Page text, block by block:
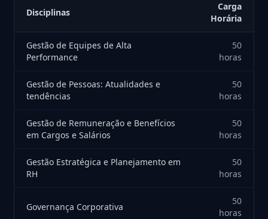
Disciplinas
Carga
Horária
Gestão de Equipes de Alta
Performance
50
horas
Gestão de Pessoas: Atualidades e
tendências
50
horas
Gestão de Remuneração e Benefícios
em Cargos e Salários
50
horas
Gestão Estratégica e Planejamento em
RH
50
horas
Governança Corporativa
50
horas